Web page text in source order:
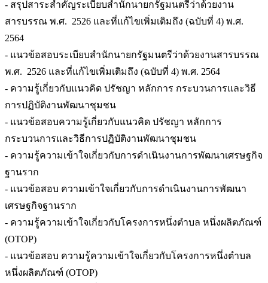
- สรุปสาระสำคัญระเบียบสำนักนายกรัฐมนตรีว่าด้วยงาน
สารบรรณ พ.ศ. 2526 และที่แก้ไขเพิ่มเติมถึง (ฉบับที่ 4) พ.ศ.
2564
- แนวข้อสอบระเบียบสำนักนายกรัฐมนตรีว่าด้วยงานสารบรรณ
พ.ศ. 2526 และที่แก้ไขเพิ่มเติมถึง (ฉบับที่ 4) พ.ศ. 2564
- ความรู้เกี่ยวกับแนวคิด ปรัชญา หลักการ กระบวนการและวิธี
การปฏิบัติงานพัฒนาชุมชน
- แนวข้อสอบความรู้เกี่ยวกับแนวคิด ปรัชญา หลักการ
กระบวนการและวิธีการปฏิบัติงานพัฒนาชุมชน
- ความรู้ความเข้าใจเกี่ยวกับการดำเนินงานการพัฒนาเศรษฐกิจ
ฐานราก
- แนวข้อสอบ ความเข้าใจเกี่ยวกับการดำเนินงานการพัฒนา
เศรษฐกิจฐานราก
- ความรู้ความเข้าใจเกี่ยวกับโครงการหนึ่งตำบล หนึ่งผลิตภัณฑ์
(OTOP)
- แนวข้อสอบ ความรู้ความเข้าใจเกี่ยวกับโครงการหนึ่งตำบล
หนึ่งผลิตภัณฑ์ (OTOP)